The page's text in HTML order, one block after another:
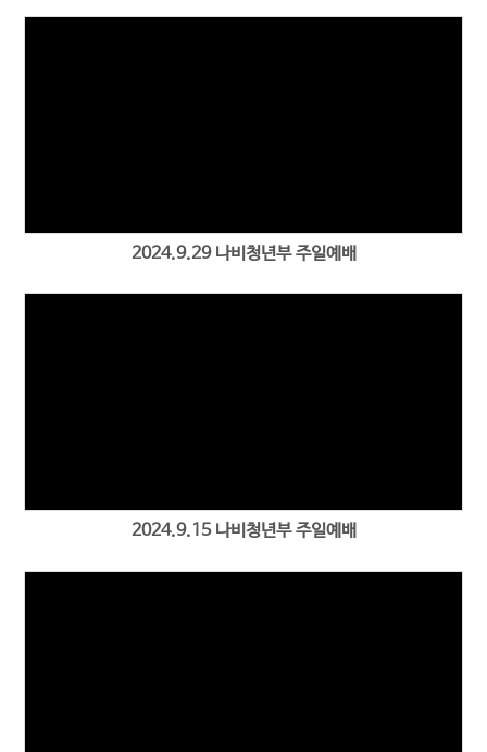
2024.9.29 나비청년부 주일예배
2024.9.15 나비청년부 주일예배